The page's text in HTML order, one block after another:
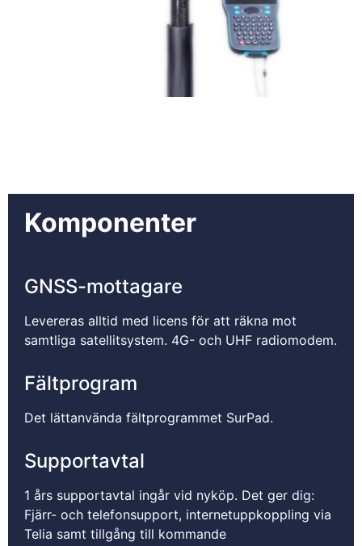
Komponenter
GNSS-mottagare
Levereras alltid med licens för att räkna mot
samtliga satellitsystem. 4G- och UHF radiomodem.
Fältprogram
Det lättanvända fältprogrammet SurPad.
Supportavtal
1 års supportavtal ingår vid nyköp. Det ger dig:
Fjärr- och telefonsupport, internetuppkoppling via
Telia samt tillgång till kommande